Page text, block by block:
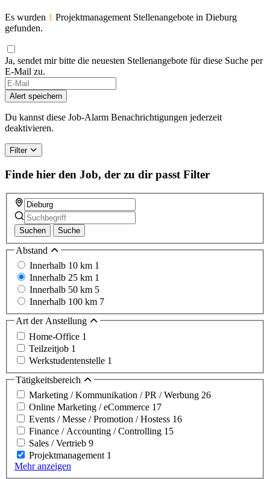
Es wurden 1 Projektmanagement Stellenangebote in Dieburg
gefunden.
Ja, sendet mir bitte die neuesten Stellenangebote für diese Suche per
E-Mail zu.
Alert speichern
Du kannst diese Job-Alarm Benachrichtigungen jederzeit
deaktivieren.
Filter
Finde hier den Job, der zu dir passt Filter
Suchen Suche
Abstand
Innerhalb 10 km 1
Innerhalb 25 km 1
Innerhalb 50 km 5
Innerhalb 100 km 7
Art der Anstellung
Home-Office 1
Teilzeitjob 1
Werkstudentenstelle 1
Tätigkeitsbereich
Marketing / Kommunikation / PR / Werbung 26
Online Marketing / eCommerce 17
Events / Messe / Promotion / Hostess 16
Finance / Accounting / Controlling 15
Sales / Vertrieb 9
Projektmanagement 1
Mehr anzeigen